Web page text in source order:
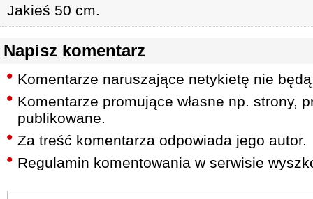
Jakieś 50 cm.
Napisz komentarz
Komentarze naruszające netykietę nie
Komentarze promujące własne np. strony,
publikowane.
Za treść komentarza odpowiada jego autor.
Regulamin komentowania w serwisie